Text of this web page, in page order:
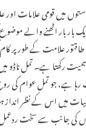
میں قومی علامات اور
بار اٹھنے والے موضوع
علامت کے طور پر کام
رکھتا ہے۔ تمل ناڈو میں،
ہے، جو تمل عوام کی روح
میں اس کے نظر انداز ہونے
کی جانب سے سخت ردعمل